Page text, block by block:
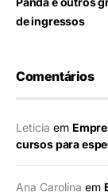
de ingressos
Comentários
Leticia em
cursos para
Ana Carolina em